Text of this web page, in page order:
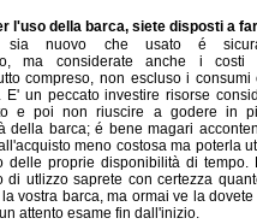
l'uso della barca, siete disposti a
sia nuovo che usato é
ma considerate anche i
compreso, non escluso i consumi
E' un peccato investire risorse
e poi non riuscire a godere in
della barca; é bene magari
meno costosa ma poterla
delle proprie disponibilità di tempo.
di utlizzo saprete con certezza
vostra barca, ma ormai ve la dovete
attento esame fin dall'inizio.